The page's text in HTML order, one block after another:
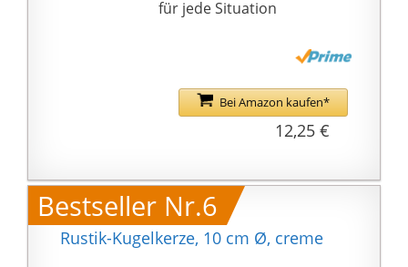
für jede Situation
Bei Amazon kaufen*
12,25 €
Bestseller Nr.6
Rustik-Kugelkerze, 10 cm Ø, creme